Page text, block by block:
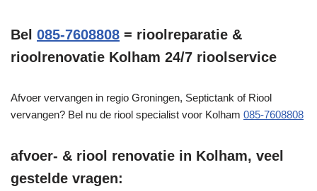
Bel 085-7608808 = rioolreparatie &
rioolrenovatie Kolham 24/7 rioolservice
Afvoer vervangen in regio Groningen, Septictank of Riool
vervangen? Bel nu de riool specialist voor Kolham 085-7608808
afvoer- & riool renovatie in Kolham, veel
gestelde vragen: